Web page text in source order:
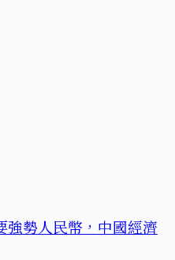
強勢人民幣，中國經濟